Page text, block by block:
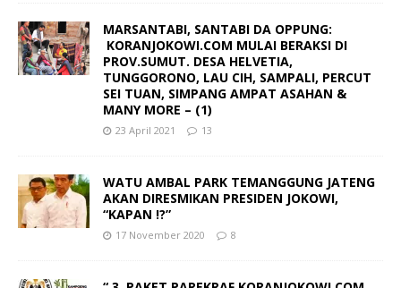
MARSANTABI, SANTABI DA OPPUNG:
KORANJOKOWI.COM MULAI BERAKSI DI
PROV.SUMUT. DESA HELVETIA,
TUNGGORONO, LAU CIH, SAMPALI, PERCUT
SEI TUAN, SIMPANG AMPAT ASAHAN &
MANY MORE – (1)
23 April 2021 13
WATU AMBAL PARK TEMANGGUNG JATENG
AKAN DIRESMIKAN PRESIDEN JOKOWI,
“KAPAN !?”
17 November 2020 8